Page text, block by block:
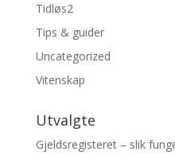
Tidløs2
Tips & guider
Uncategorized
Vitenskap
Utvalgte
Gjeldsregisteret – slik